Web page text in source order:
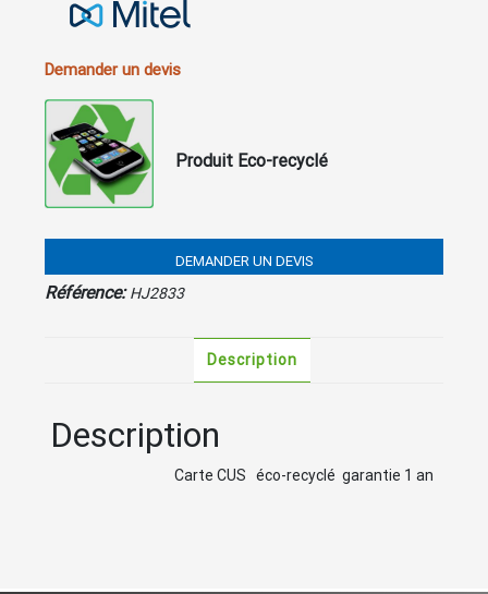
Demander un devis
Produit Eco-recyclé
DEMANDER UN DEVIS
Référence:HJ2833
Description
Description
Carte CUS éco-recyclé garantie 1 an